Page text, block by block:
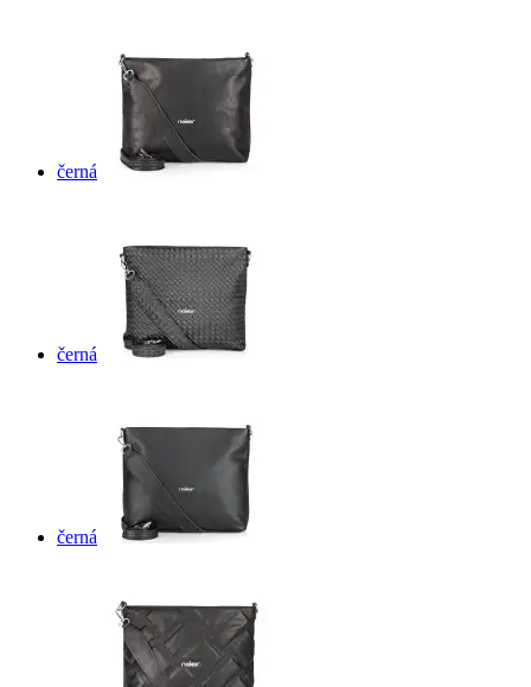
černá
černá
černá